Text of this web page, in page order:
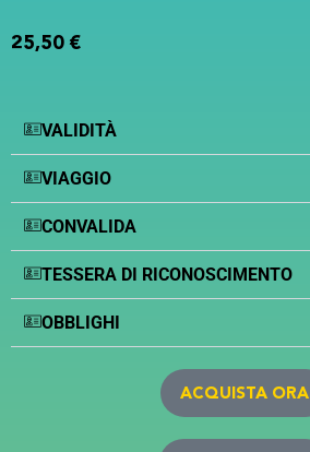
25,50 €
VALIDITÀ
VIAGGIO
CONVALIDA
TESSERA DI RICONOSCIMENTO
OBBLIGHI
ACQUISTA ORA